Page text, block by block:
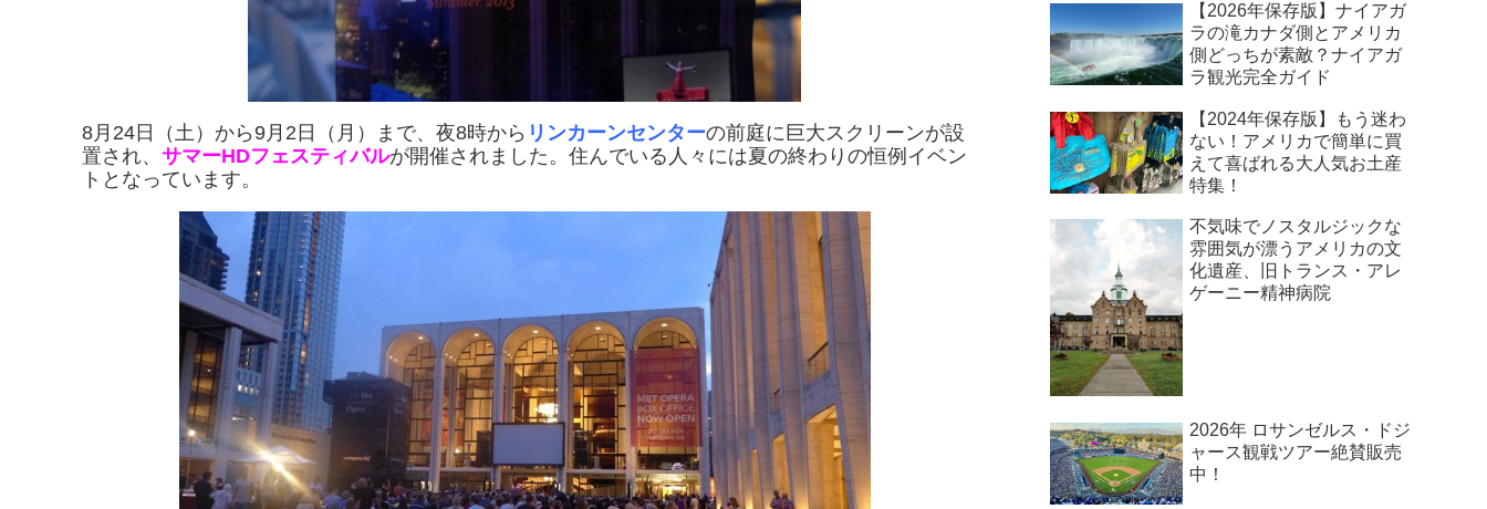
8月24日（土）から9月2日（月）まで、夜8時から リンカーンセンターの前庭に巨大スクリーンが設
置され、 サマーHDフェスティバルが開催されました。住んでいる人々には夏の終わりの恒例イベン
トとなっています。
【2026年保存版】ナイアガ
ラの滝カナダ側とアメリカ
側どっちが素敵？ナイアガ
ラ観光完全ガイド
【2024年保存版】もう迷わ
ない！アメリカで簡単に買
えて喜ばれる大人気お土産
特集！
不気味でノスタルジックな
雰囲気が漂うアメリカの文
化遺産、旧トランス・アレ
ゲーニー精神病院
2026年 ロサンゼルス・ドジ
ャース観戦ツアー絶賛販売
中！